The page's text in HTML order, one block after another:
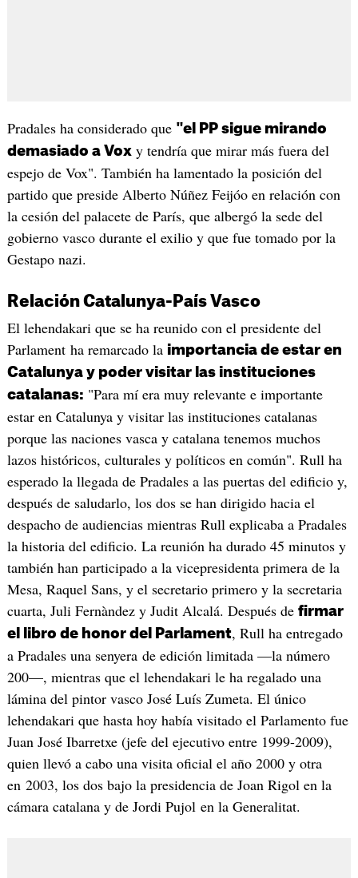
Pradales ha considerado que "el PP sigue mirando
demasiado a Voxy tendría que mirar más fuera del
espejo de Vox". También ha lamentado la posición del
partido que preside Alberto Núñez Feijóo en relación con
la cesión del palacete de París, que albergó la sede del
gobierno vasco durante el exilio y que fue tomado por la
Gestapo nazi.
Relación Catalunya-País Vasco
El lehendakari que se ha reunido con el presidente del
Parlament ha remarcado la importancia de estar en
Catalunya y poder visitar las instituciones
catalanas: "Para mí era muy relevante e importante
estar en Catalunya y visitar las instituciones catalanas
porque las naciones vasca y catalana tenemos muchos
lazos históricos, culturales y políticos en común". Rull ha
esperado la llegada de Pradales a las puertas del edificio y,
después de saludarlo, los dos se han dirigido hacia el
despacho de audiencias mientras Rull explicaba a Pradales
la historia del edificio. La reunión ha durado 45 minutos y
también han participado a la vicepresidenta primera de la
Mesa, Raquel Sans, y el secretario primero y la secretaria
cuarta, Juli Fernàndez y Judit Alcalá. Después de firmar
el libro de honor del Parlament, Rull ha entregado
a Pradales una senyera de edición limitada —la número
200—, mientras que el lehendakari le ha regalado una
lámina del pintor vasco José Luís Zumeta. El único
lehendakari que hasta hoy había visitado el Parlamento fue
Juan José Ibarretxe (jefe del ejecutivo entre 1999-2009),
quien llevó a cabo una visita oficial el año 2000 y otra
en 2003, los dos bajo la presidencia de Joan Rigol en la
cámara catalana y de Jordi Pujol en la Generalitat.